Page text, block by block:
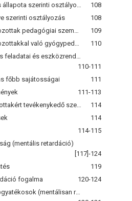
108
szerinti osztályozás
108
109
110
110-111
főbb sajátosságai
111
111-113
114
114
114-115
(mentális retardáció)
[117]-124
119
fogalma
120-124
10.2.1. Az értelmi fogyatékosok (mentálisan retardáltak) támogatási szükséglete